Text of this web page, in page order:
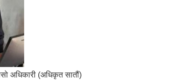
अधिकारी (अधिकृत सातौं)